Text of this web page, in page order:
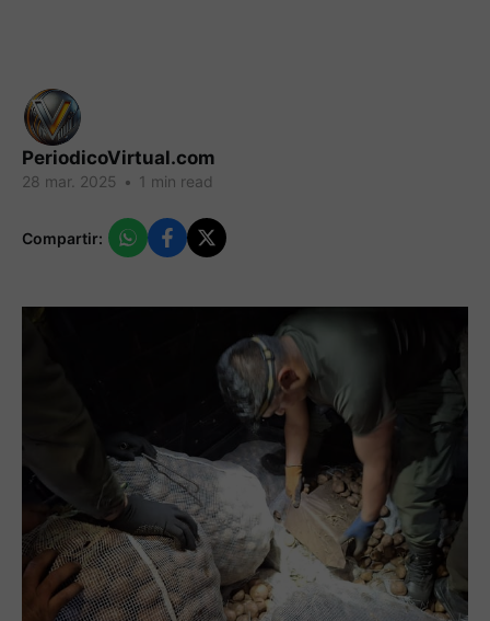
PeriodicoVirtual.com
28 mar. 2025 • 1 min read
Compartir: